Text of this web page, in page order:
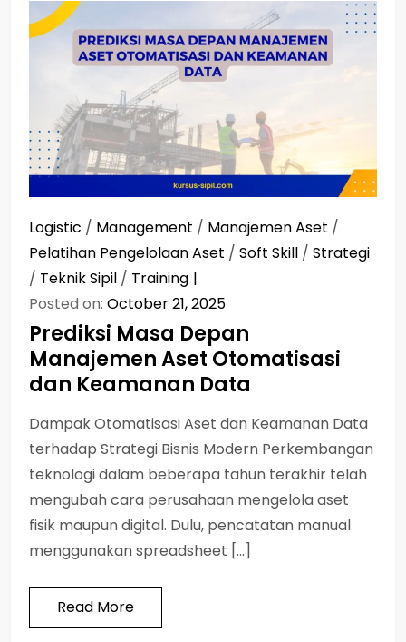
Logistic / Management / Manajemen Aset /
Pelatihan Pengelolaan Aset / Soft Skill / Strategi
/ Teknik Sipil / Training
Posted on: October 21, 2025
Prediksi Masa Depan
Manajemen Aset Otomatisasi
dan Keamanan Data
Dampak Otomatisasi Aset dan Keamanan Data
terhadap Strategi Bisnis Modern Perkembangan
teknologi dalam beberapa tahun terakhir telah
mengubah cara perusahaan mengelola aset
fisik maupun digital. Dulu, pencatatan manual
menggunakan spreadsheet […]
Read More